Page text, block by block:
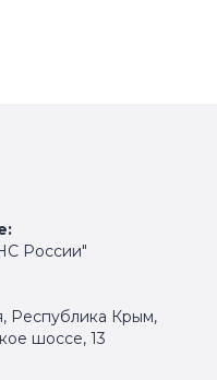
России"
Республика Крым,
шоссе, 13